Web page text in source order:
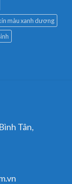
màu xanh dương
Tân,